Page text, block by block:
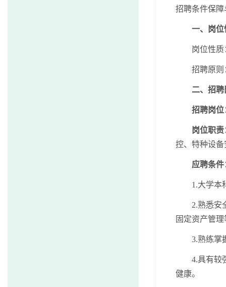
招聘条件保
一、岗位
岗位性
招聘原则
二、招
招聘岗位
岗位职责
控、特种设
应聘条件
1.大学本
2.熟悉安
固定资产管
3.熟练掌
4.具有较
健康。